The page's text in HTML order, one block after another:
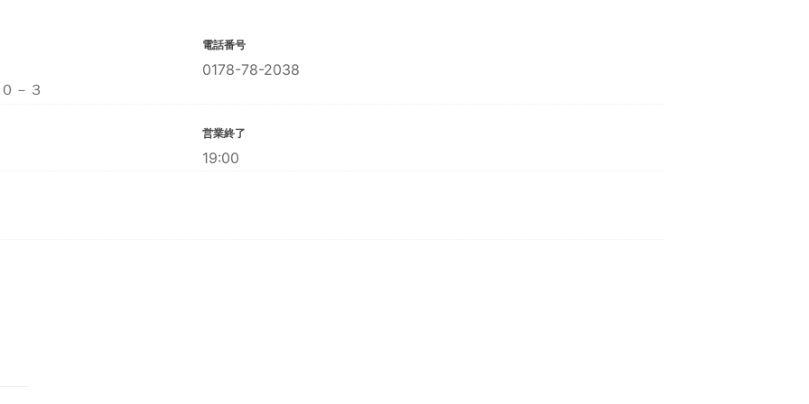
－３
電話番号
0178-78-2038
営業終了
19:00